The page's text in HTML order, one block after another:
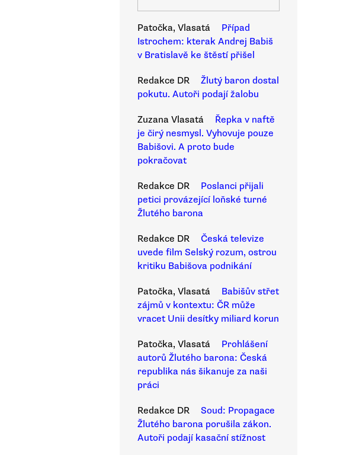
Patočka, Vlasatá
Případ
Istrochem: kterak Andrej Babiš
v Bratislavě ke štěstí přišel
Redakce DR
Žlutý baron dostal
pokutu. Autoři podají žalobu
Zuzana Vlasatá
Řepka v naftě
je čirý nesmysl. Vyhovuje pouze
Babišovi. A proto bude
pokračovat
Redakce DR
Poslanci přijali
petici provázející loňské turné
Žlutého barona
Redakce DR
Česká televize
uvede film Selský rozum, ostrou
kritiku Babišova podnikání
Patočka, Vlasatá
Babišův střet
zájmů v kontextu: ČR může
vracet Unii desítky miliard korun
Patočka, Vlasatá
Prohlášení
autorů Žlutého barona: Česká
republika nás šikanuje za naši
práci
Redakce DR
Soud: Propagace
Žlutého barona porušila zákon.
Autoři podají kasační stížnost